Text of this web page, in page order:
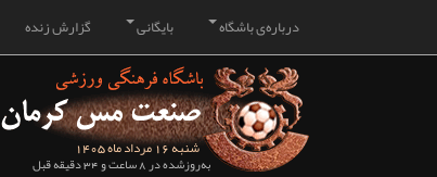
گزارش زنده بایگانی درباره‌ی باشگاه
شنبه 16 مرداد ماه 1405
به‌روزشده در 8 ساعت و 34 دقیقه قبل